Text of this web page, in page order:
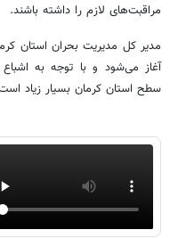
مراقبت‌های لازم را داشته باشند.
آغاز می‌شود و با توجه به
سطح استان کرمان بسیار زیاد